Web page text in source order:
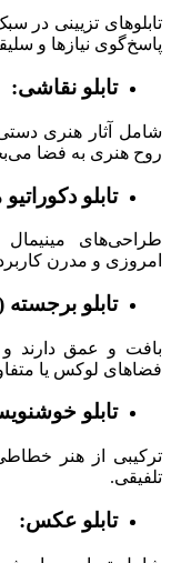
تابلوهای تزیینی در
پاسخ‌گوی نیازها و
تابلو نقاشی:
شامل آثار هنری
روح هنری به فضا
تابلو
طراحی‌های مینیمال
امروزی و مدرن کاربرد
تابلو
بافت و عمق دارند
فضاهای لوکس یا
تابلو
ترکیبی از هنر
تلفیقی.
تابلو عکس: